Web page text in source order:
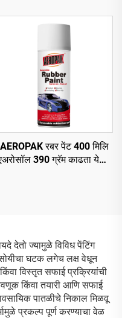
वायू भरणे
AEROPAK रबर पेंट 400 मिलि
390 ग्रॅम काढता येणारे
देतो ज्यामुळे विविध पेंटिंग
घटक लगेच लक्ष वेधून
विस्तृत सफाई प्रक्रियांची
किंवा तयारी आणि सफाई
पातळीचे निकाल मिळवू
प्रकल्प पूर्ण करण्याचा वेळ